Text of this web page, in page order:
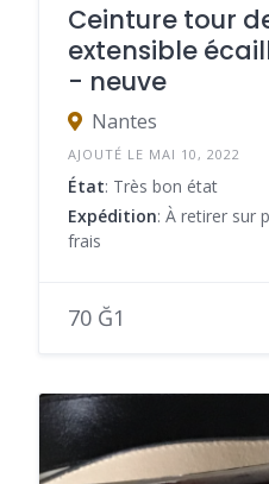
Ceinture tour
extensible
- neuve
Nantes
AJOUTÉ LE MAI 10, 2022
État: Très bon état
Expédition: À retirer sur
frais
70 Ğ1